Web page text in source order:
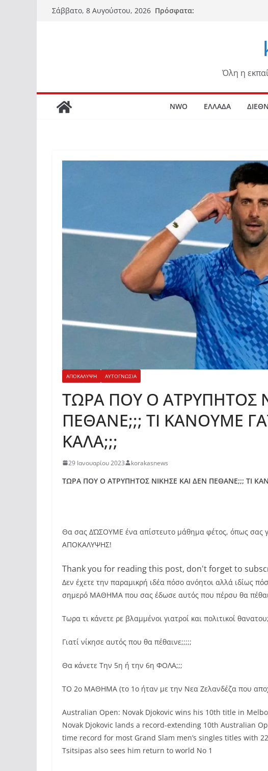
Μετάβαση
Σάββατο, 8 Αυγούστου, 2026 Πρόσφατα:
Όλη η
NWO ΕΛΛΑΔΑ
ΑΠΟΚΑΛΥΨΗ ΑΥΤΟΓΝΩΣΙΑ
ΤΩΡΑ ΠΟΥ Ο ΑΤΡΥΠΗΤΟΣ
ΠΕΘΑΝΕ;;; ΤΙ ΚΑΝΟΥΜΕ
ΚΑΛΑ;;;
29 Ιανουαρίου 2023 korakasnews
ΤΩΡΑ ΠΟΥ Ο ΑΤΡΥΠΗΤΟΣ ΝΙΚΗΣΕ ΚΑΙ ΔΕΝ ΠΕΘΑΝΕ;;; ΤΙ
Θα σας ΔΏΣΟΥΜΕ ένα απίστευτο μάθημα φέτος, όπως σας
ΑΠΟΚΑΛΥΨΗΣ!
Thank you for reading this post, don't forget to
Δεν έχετε την παραμικρή ιδέα πόσο ανόητοι αλλά ιδίως
σημερό ΜΑΘΗΜΑ που σας έδωσε αυτός που πέρσυ θα
Τωρα τι κάνετε ρε βλαμμένοι γιατροί και πολιτικοί θανατου;
Γιατί νίκησε αυτός που θα πέθαινε;;;;;
Θα κάνετε Την 5η ή την 6η ΦΟΛΑ;;;
ΤΟ 2ο ΜΑΘΗΜΑ (το 1ο ήταν με την Νεα Ζελανδέζα που
Australian Open: Novak Djokovic wins his 10th title in
Novak Djokovic lands a record-extending 10th Australian
time record for most Grand Slam men’s singles titles with
Tsitsipas also sees him return to world No 1